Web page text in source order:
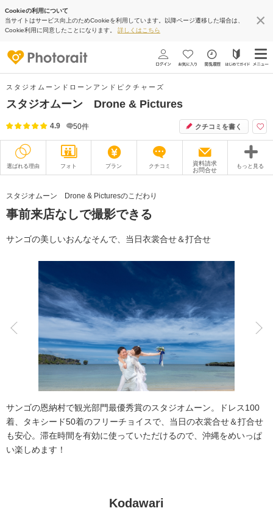
Cookieの利用について
当サイトはサービス向上のためCookieを利用しています。以降ページ遷移した場合は、
Cookie利用に同意したことになります。 詳しくはこちら
スタジオムーンドローンアンドピクチャーズ
スタジオムーン Drone & Pictures
4.9 50件 クチコミを書く
選ばれる理由 フォト プラン クチコミ
資料請求
お問合せ
もっと見る
衣装
オプション ブログ
アクセス/TEL スタジオトップ
こだわりポイント
チャペルでの撮影 衣装追加無料
スタジオムーン Drone & Picturesのこだわり
事前来店なしで撮影できる
サンゴの美しいおんなそんで、当日衣裳合せ＆打合せ
サンゴの恩納村で観光部門最優秀賞のスタジオムーン。ドレス100
着、タキシード50着のフリーチョイスで、当日の衣裳合せ＆打合せ
も安心。滞在時間を有効に使っていただけるので、沖縄をめいっぱ
い楽しめます！
Kodawari